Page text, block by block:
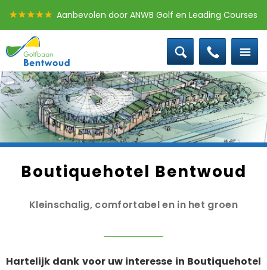
Aanbevolen door ANWB Golf en Leading Courses
0172 - 58 30 10 Offerte groepen
Baanstatus Boek een les
Boutiquehotel Bentwoud
Kleinschalig, comfortabel en in het groen
Hartelijk dank voor uw interesse in Boutiquehotel